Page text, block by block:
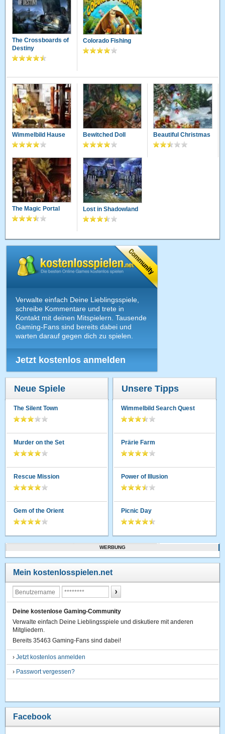
The Crossboards of
Destiny
Colorado Fishing
Wimmelbild Hause Bewitched Doll Beautiful Christmas
The Magic Portal Lost in Shadowland
Verwalte einfach Deine Lieblingsspiele,
schreibe Kommentare und trete in
Kontakt mit deinen Mitspielern. Tausende
Gaming-Fans sind bereits dabei und
warten darauf gegen dich zu spielen.
Jetzt kostenlos anmelden
Neue Spiele
The Silent Town
Murder on the Set
Rescue Mission
Gem of the Orient
Unsere Tipps
Wimmelbild Search Quest
Prärie Farm
Power of Illusion
Picnic Day
WERBUNG
Mein kostenlosspielen.net
Deine kostenlose Gaming-Community
Verwalte einfach Deine Lieblingsspiele und diskutiere mit anderen
Mitgliedern.
Bereits 35463 Gaming-Fans sind dabei!
›Jetzt kostenlos anmelden
› Passwort vergessen?
Facebook